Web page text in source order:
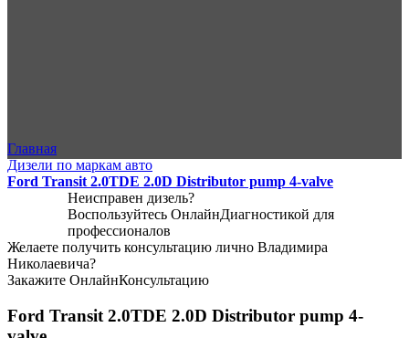
Главная
Дизели по маркам авто
Ford Transit 2.0TDE 2.0D Distributor pump 4-valve
Неисправен дизель?
Воспользуйтесь ОнлайнДиагностикой для
профессионалов
Желаете получить консультацию лично Владимира
Николаевича?
Закажите ОнлайнКонсультацию
Ford Transit 2.0TDE 2.0D Distributor pump 4-